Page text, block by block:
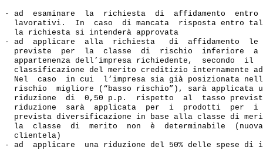
- ad  esaminare  la  richiesta  di  affidamento
lavorativi.  In  caso  di mancata  risposta entro
  la richiesta si intenderà approvata
- ad  applicare  alla  richiesta   di  affidamento  le
previste  per  la  classe  di  rischio  inferiore
appartenenza dell’impresa richiedente,  secondo  il
classificazione del merito creditizio internamente
Nel  caso  in cui  l’impresa sia già posizionata
rischio  migliore (“basso rischio”), sarà applicata
riduzione  di  0,50 p.p.  rispetto  al  tasso
riduzione  sarà  applicata  per  i  prodotti  per
prevista diversificazione in base alla classe di
la  classe  di  merito  non  è  determinabile
  clientela)
- ad  applicare  una riduzione del 50% delle spese